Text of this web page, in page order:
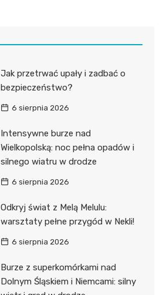
Jak przetrwać upały i zadbać o
bezpieczeństwo?
6 sierpnia 2026
Intensywne burze nad
Wielkopolską: noc pełna opadów i
silnego wiatru w drodze
6 sierpnia 2026
Odkryj świat z Melą Melulu:
warsztaty pełne przygód w Nekli!
6 sierpnia 2026
Burze z superkomórkami nad
Dolnym Śląskiem i Niemcami: silny